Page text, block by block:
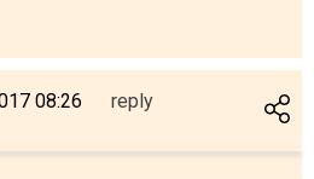
08:26 reply